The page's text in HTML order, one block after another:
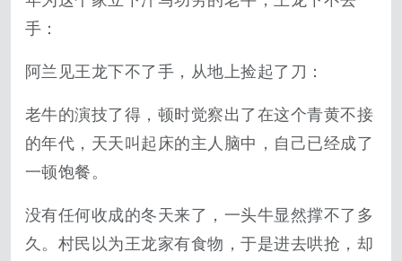
手：
阿兰见王龙下不了手，从地上捡起了刀：
老牛的演技了得，顿时觉察出了在这个青黄不接
的年代，天天叫起床的主人脑中，自己已经成了
一顿饱餐。
没有任何收成的冬天来了，一头牛显然撑不了多
久。村民以为王龙家有食物，于是进去哄抢，却